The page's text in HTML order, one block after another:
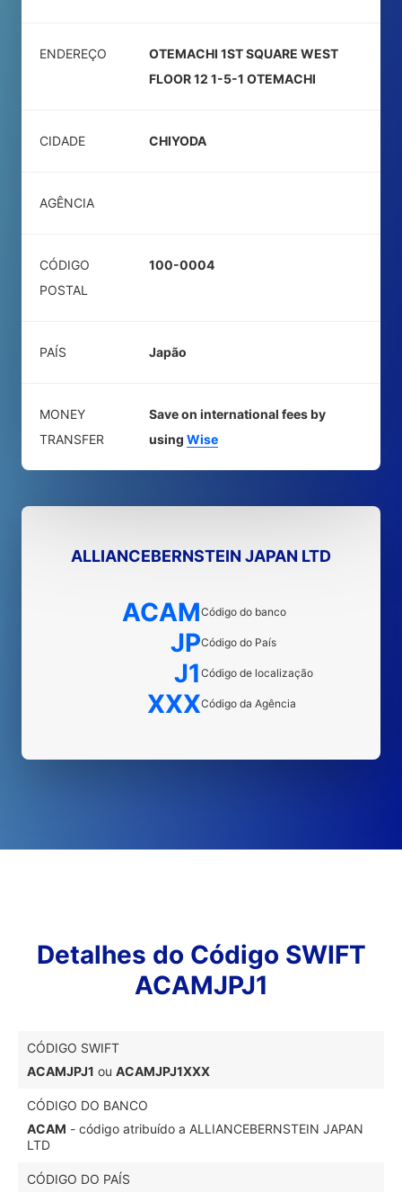
ENDEREÇO
OTEMACHI 1ST SQUARE WEST
FLOOR 12 1-5-1 OTEMACHI
CIDADE CHIYODA
AGÊNCIA
CÓDIGO
POSTAL
100-0004
PAÍS Japão
MONEY
TRANSFER
Save on international fees by
using Wise
ALLIANCEBERNSTEIN JAPAN LTD
ACAMCódigo do banco
JPCódigo do País
J1 Código de localização
XXXCódigo da Agência
Detalhes do Código SWIFT
ACAMJPJ1
CÓDIGO SWIFT
ACAMJPJ1 ou ACAMJPJ1XXX
CÓDIGO DO BANCO
ACAM - código atribuído a ALLIANCEBERNSTEIN JAPAN
LTD
CÓDIGO DO PAÍS